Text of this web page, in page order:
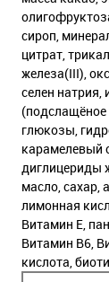
сироп,
цитрат,
железа(III),
селен натрия,
(подслащёное
глюкозы,
карамелевый
диглицериды
масло, сахар,
лимонная
Витамин E,
Витамин B6,
кислота,